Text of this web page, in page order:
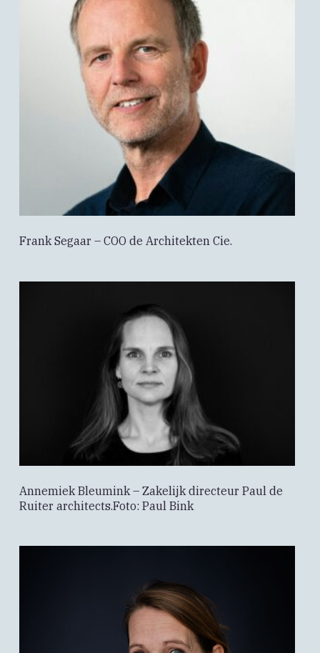
Frank Segaar – COO de Architekten Cie.
Annemiek Bleumink – Zakelijk directeur Paul de
Ruiter architects.Foto: Paul Bink